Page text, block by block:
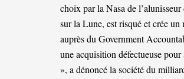
choix par la Nasa de
sur la Lune, est risqué et crée
auprès du Government
une acquisition défectueuse
», a dénoncé la société du